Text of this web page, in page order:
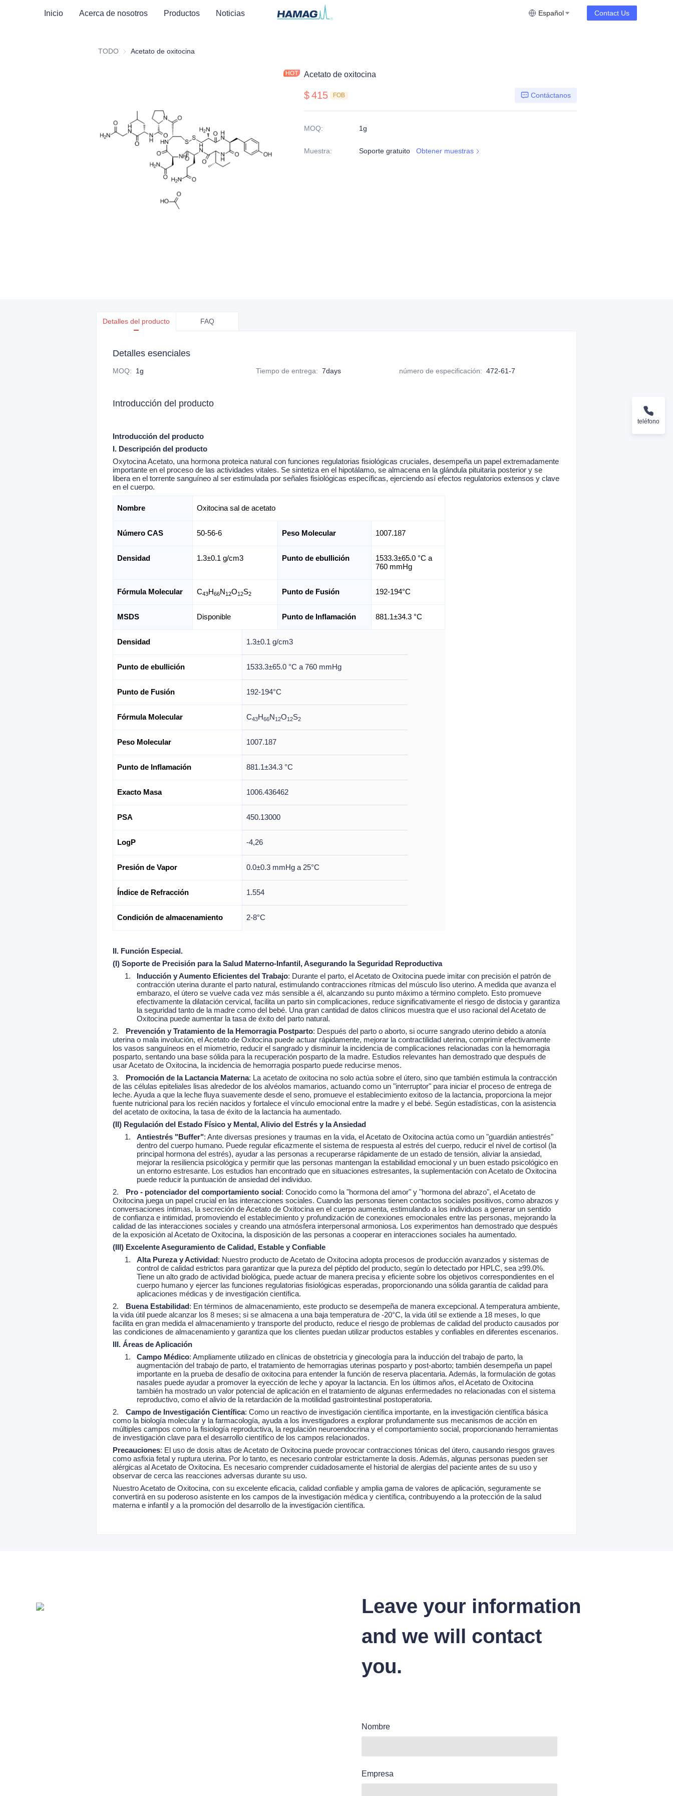
Inicio Acerca de nosotros Productos Noticias Español Contact Us
TODO Acetato de oxitocina
Acetato de oxitocina
$415 FOB Contáctanos
MOQ: 1g
Muestra: Soporte gratuito Obtener muestras
Detalles del producto FAQ
Detalles esenciales
MOQ: 1g Tiempo de entrega: 7days número de especificación: 472-61-7
Introducción del producto
Introducción del producto
I. Descripción del producto
Oxytocina Acetato, una hormona proteica natural con funciones regulatorias fisiológicas cruciales, desempeña un papel extremadamente
importante en el proceso de las actividades vitales. Se sintetiza en el hipotálamo, se almacena en la glándula pituitaria posterior y se
libera en el torrente sanguíneo al ser estimulada por señales fisiológicas específicas, ejerciendo así efectos regulatorios extensos y clave
en el cuerpo.
Nombre Oxitocina sal de acetato
Número CAS 50-56-6 Peso Molecular 1007.187
Densidad 1.3±0.1 g/cm3 Punto de ebullición
1533.3±65.0 °C a
760 mmHg
Fórmula Molecular C43H66N 12O12S2 Punto de Fusión 192-194°C
MSDS Disponible Punto de Inflamación 881.1±34.3 °C
Densidad 1.3±0.1 g/cm3
Punto de ebullición 1533.3±65.0 °C a 760 mmHg
Punto de Fusión 192-194°C
Fórmula Molecular C43H66N 12O12S2
Peso Molecular 1007.187
Punto de Inflamación 881.1±34.3 °C
Exacto Masa 1006.436462
PSA 450.13000
LogP -4,26
Presión de Vapor 0.0±0.3 mmHg a 25°C
Índice de Refracción 1.554
Condición de almacenamiento 2-8°C
II. Función Especial.
(I) Soporte de Precisión para la Salud Materno-Infantil, Asegurando la Seguridad Reproductiva
1.
Inducción y Aumento Eficientes del Trabajo: Durante el parto, el Acetato de Oxitocina puede imitar con precisión el patrón de
contracción uterina durante el parto natural, estimulando contracciones rítmicas del músculo liso uterino. A medida que avanza el
embarazo, el útero se vuelve cada vez más sensible a él, alcanzando su punto máximo a término completo. Esto promueve
efectivamente la dilatación cervical, facilita un parto sin complicaciones, reduce significativamente el riesgo de distocia y garantiza
la seguridad tanto de la madre como del bebé. Una gran cantidad de datos clínicos muestra que el uso racional del Acetato de
Oxitocina puede aumentar la tasa de éxito del parto natural.
2.
Prevención y Tratamiento de la Hemorragia Postparto: Después del parto o aborto, si ocurre sangrado uterino debido a atonía
uterina o mala involución, el Acetato de Oxitocina puede actuar rápidamente, mejorar la contractilidad uterina, comprimir efectivamente
los vasos sanguíneos en el miometrio, reducir el sangrado y disminuir la incidencia de complicaciones relacionadas con la hemorragia
posparto, sentando una base sólida para la recuperación posparto de la madre. Estudios relevantes han demostrado que después de
usar Acetato de Oxitocina, la incidencia de hemorragia posparto puede reducirse menos.
3.
Promoción de la Lactancia Materna: La acetato de oxitocina no solo actúa sobre el útero, sino que también estimula la contracción
de las células epiteliales lisas alrededor de los alvéolos mamarios, actuando como un "interruptor" para iniciar el proceso de entrega de
leche. Ayuda a que la leche fluya suavemente desde el seno, promueve el establecimiento exitoso de la lactancia, proporciona la mejor
fuente nutricional para los recién nacidos y fortalece el vínculo emocional entre la madre y el bebé. Según estadísticas, con la asistencia
del acetato de oxitocina, la tasa de éxito de la lactancia ha aumentado.
(II) Regulación del Estado Físico y Mental, Alivio del Estrés y la Ansiedad
1.
Antiestrés "Buffer": Ante diversas presiones y traumas en la vida, el Acetato de Oxitocina actúa como un "guardián antiestrés"
dentro del cuerpo humano. Puede regular eficazmente el sistema de respuesta al estrés del cuerpo, reducir el nivel de cortisol (la
principal hormona del estrés), ayudar a las personas a recuperarse rápidamente de un estado de tensión, aliviar la ansiedad,
mejorar la resiliencia psicológica y permitir que las personas mantengan la estabilidad emocional y un buen estado psicológico en
un entorno estresante. Los estudios han encontrado que en situaciones estresantes, la suplementación con Acetato de Oxitocina
puede reducir la puntuación de ansiedad del individuo.
2.
Pro - potenciador del comportamiento social : Conocido como la "hormona del amor" y "hormona del abrazo", el Acetato de
Oxitocina juega un papel crucial en las interacciones sociales. Cuando las personas tienen contactos sociales positivos, como abrazos y
conversaciones íntimas, la secreción de Acetato de Oxitocina en el cuerpo aumenta, estimulando a los individuos a generar un sentido
de confianza e intimidad, promoviendo el establecimiento y profundización de conexiones emocionales entre las personas, mejorando la
calidad de las interacciones sociales y creando una atmósfera interpersonal armoniosa. Los experimentos han demostrado que después
de la exposición al Acetato de Oxitocina, la disposición de las personas a cooperar en interacciones sociales ha aumentado.
(III) Excelente Aseguramiento de Calidad, Estable y Confiable
1.
Alta Pureza y Actividad : Nuestro producto de Acetato de Oxitocina adopta procesos de producción avanzados y sistemas de
control de calidad estrictos para garantizar que la pureza del péptido del producto, según lo detectado por HPLC, sea ≥99.0%.
Tiene un alto grado de actividad biológica, puede actuar de manera precisa y eficiente sobre los objetivos correspondientes en el
cuerpo humano y ejercer las funciones regulatorias fisiológicas esperadas, proporcionando una sólida garantía de calidad para
aplicaciones médicas y de investigación científica.
2.
Buena Estabilidad : En términos de almacenamiento, este producto se desempeña de manera excepcional. A temperatura ambiente,
la vida útil puede alcanzar los 8 meses; si se almacena a una baja temperatura de -20°C, la vida útil se extiende a 18 meses, lo que
facilita en gran medida el almacenamiento y transporte del producto, reduce el riesgo de problemas de calidad del producto causados por
las condiciones de almacenamiento y garantiza que los clientes puedan utilizar productos estables y confiables en diferentes escenarios.
III. Áreas de Aplicación
1.
Campo Médico: Ampliamente utilizado en clínicas de obstetricia y ginecología para la inducción del trabajo de parto, la
augmentación del trabajo de parto, el tratamiento de hemorragias uterinas posparto y post-aborto; también desempeña un papel
importante en la prueba de desafío de oxitocina para entender la función de reserva placentaria. Además, la formulación de gotas
nasales puede ayudar a promover la eyección de leche y apoyar la lactancia. En los últimos años, el Acetato de Oxitocina
también ha mostrado un valor potencial de aplicación en el tratamiento de algunas enfermedades no relacionadas con el sistema
reproductivo, como el alivio de la retardación de la motilidad gastrointestinal postoperatoria.
2.
Campo de Investigación Científica: Como un reactivo de investigación científica importante, en la investigación científica básica
como la biología molecular y la farmacología, ayuda a los investigadores a explorar profundamente sus mecanismos de acción en
múltiples campos como la fisiología reproductiva, la regulación neuroendocrina y el comportamiento social, proporcionando herramientas
de investigación clave para el desarrollo científico de los campos relacionados.
Precauciones: El uso de dosis altas de Acetato de Oxitocina puede provocar contracciones tónicas del útero, causando riesgos graves
como asfixia fetal y ruptura uterina. Por lo tanto, es necesario controlar estrictamente la dosis. Además, algunas personas pueden ser
alérgicas al Acetato de Oxitocina. Es necesario comprender cuidadosamente el historial de alergias del paciente antes de su uso y
observar de cerca las reacciones adversas durante su uso.
Nuestro Acetato de Oxitocina, con su excelente eficacia, calidad confiable y amplia gama de valores de aplicación, seguramente se
convertirá en su poderoso asistente en los campos de la investigación médica y científica, contribuyendo a la protección de la salud
materna e infantil y a la promoción del desarrollo de la investigación científica.
Leave your information
and we will contact
you.
Nombre
Empresa
teléfono